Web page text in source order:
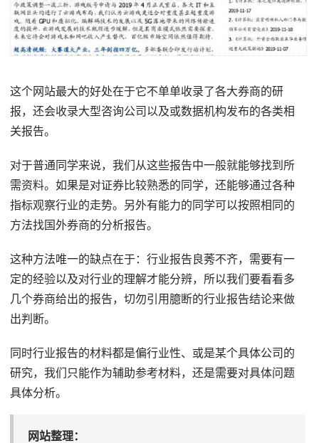
这个网站最大的好处在于它不单单收录了各大券商的研
报，还会收录大型咨询公司以及或数据机构发布的各类相
关报告。
对于普通同学来说，我们从这些报告中一般就能够找到所
需资料。如果是对证券比较熟悉的同学，还能够通过各种
指标观察行业的走势。另外有能力的同学可以按照相同的
方法找国外券商的分析报告。
这种方法唯一的缺点在于：行业报告良莠不齐，需要有一
定的经验以及对行业的理解才能分辨，所以我们要看看多
几个券商给出的报告，切勿引用臆断的行业报告结论来做
出判断。
同时行业报告的材料都是偏行业性、或是某个具体公司的
研究，我们只能作为辅助参考材料，还是需要对具体问题
具体分析。
网站整理：